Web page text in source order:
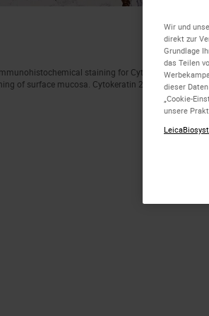
staining for Cytokeratin 20. Note
of surface mucosa. Cytokeratin 20: clone Ks20.8
Wir und
direkt zur
Grundlage
das Teilen
dieser
„Cookie-
unsere